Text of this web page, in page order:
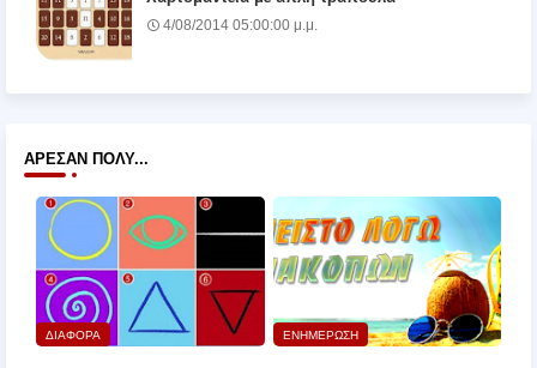
4/08/2014 05:00:00 μ.μ.
ΆΡΕΣΑΝ ΠΟΛΎ...
ΔΙΑΦΟΡΑ ΕΝΗΜΕΡΩΣΗ